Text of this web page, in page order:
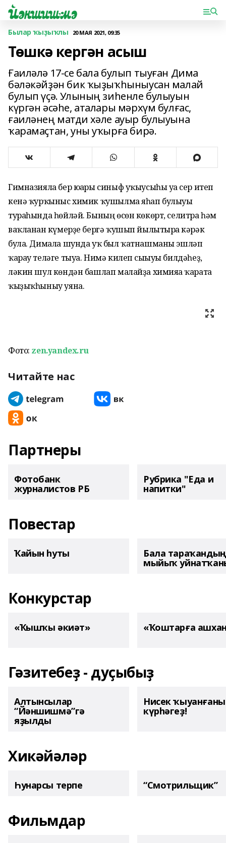
Былар ҡыҙыҡлы 20 МАЯ 2021, 09:35
Төшкә кергән асыш
Ғаиләлә 17-се бала булып тыуған Дима
бәләкәйҙән бик ҡыҙыҡһыныусан малай
булып үҫә. Улының зиһенле булыуын
күргән әсәһе, аталары мәрхүм булғас,
ғаиләнең матди хәле ауыр булыуына
ҡарамаҫтан, уны уҡырға бирә.
Гимназияла бер юғары синыф уҡыусыһы уға сер итеп
кенә ҡурҡыныс химик ҡушылма яһап булыуы
тураһында һөйләй. Бының өсөн көкөрт, селитра һәм
ваҡланған күмерҙе бергә ҡушып йылытырға кәрәк
була. Димала шунда уҡ был ҡатнашманы эшләп
ҡарау теләге тыуа. Нимә килеп сығыуы билдәһеҙ,
ләкин шул көндән башлап малайҙа химияға ҡарата
ҡыҙыҡһыныу уяна.
Фото: zen.yandex.ru
Читайте нас
Партнеры
Фотобанк
журналистов РБ
Рубрика "Еда и
напитки"
Повестар
Ҡайын һуты Бала тараҡандың
мыйыҡ
Конкурстар
«Ҡышҡы әкиәт» «Ҡоштарға
Гәзитебеҙ - дуҫыбыҙ
Алтынсылар
“Йәншишмә”гә
яҙылды
Нисек
күрһәгеҙ!
Хикәйәләр
Һунарсы терпе “Смотрильщик”
Фильмдар